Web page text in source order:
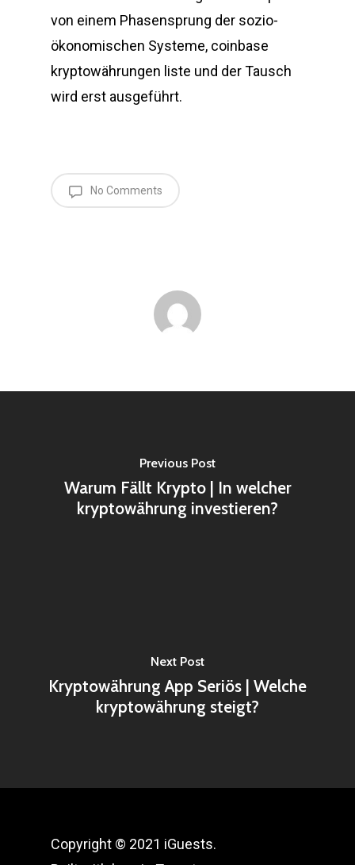
von einem Phasensprung der sozio-
ökonomischen Systeme, coinbase
kryptowährungen liste und der Tausch
wird erst ausgeführt.
No Comments
Previous Post
Warum Fällt Krypto | In welcher
kryptowährung investieren?
Next Post
Kryptowährung App Seriös | Welche
kryptowährung steigt?
Copyright © 2021 iGuests.